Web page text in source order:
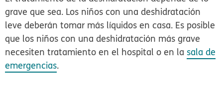
grave que sea. Los niños con una deshidratación
leve deberán tomar más líquidos en casa. Es posible
que los niños con una deshidratación más grave
necesiten tratamiento en el hospital o en la sala de
emergencias.